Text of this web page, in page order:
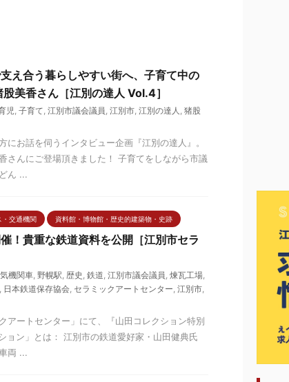
え合う暮らしやすい街へ、子育て中の
美香さん［江別の達人 Vol.4］
児, 子育て, 江別市議会議員, 江別市, 江別の達人 , 猪股
お話を伺うインタビュー企画『江別の達人』。
さんにご登場頂きました！ 子育てをしながら市議
ん ...
・交通機関 資料館・博物館・歴史的建築物・史跡
！貴重な鉄道資料を公開［江別市セラ
機関車, 野幌駅, 歴史 , 鉄道, 江別市議会議員, 煉瓦工場,
, 日本鉄道保存協会, セラミックアートセンター, 江別市,
アートセンター」にて、『山田コレクション特別
ョン」とは： 江別市の鉄道愛好家・山田健典氏
両 ...